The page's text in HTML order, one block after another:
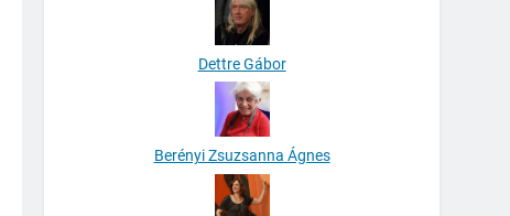
Dettre Gábor
Berényi Zsuzsanna Ágnes